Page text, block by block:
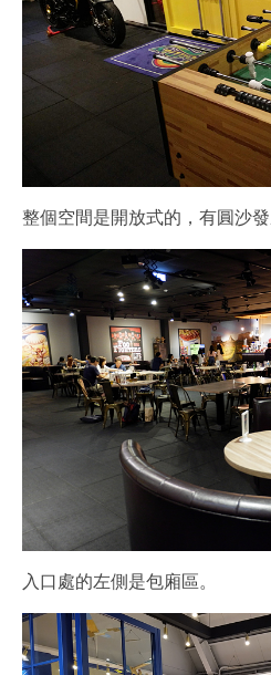
整個空間是開放式的，有圓沙發
入口處的左側是包廂區。